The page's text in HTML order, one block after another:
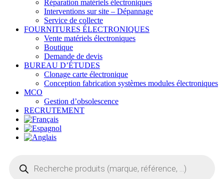
Réparation matériels électroniques
Interventions sur site – Dépannage
Service de collecte
FOURNITURES ÉLECTRONIQUES
Vente matériels électroniques
Boutique
Demande de devis
BUREAU D’ÉTUDES
Clonage carte électronique
Conception fabrication systèmes modules électroniques
MCO
Gestion d’obsolescence
RECRUTEMENT
produits